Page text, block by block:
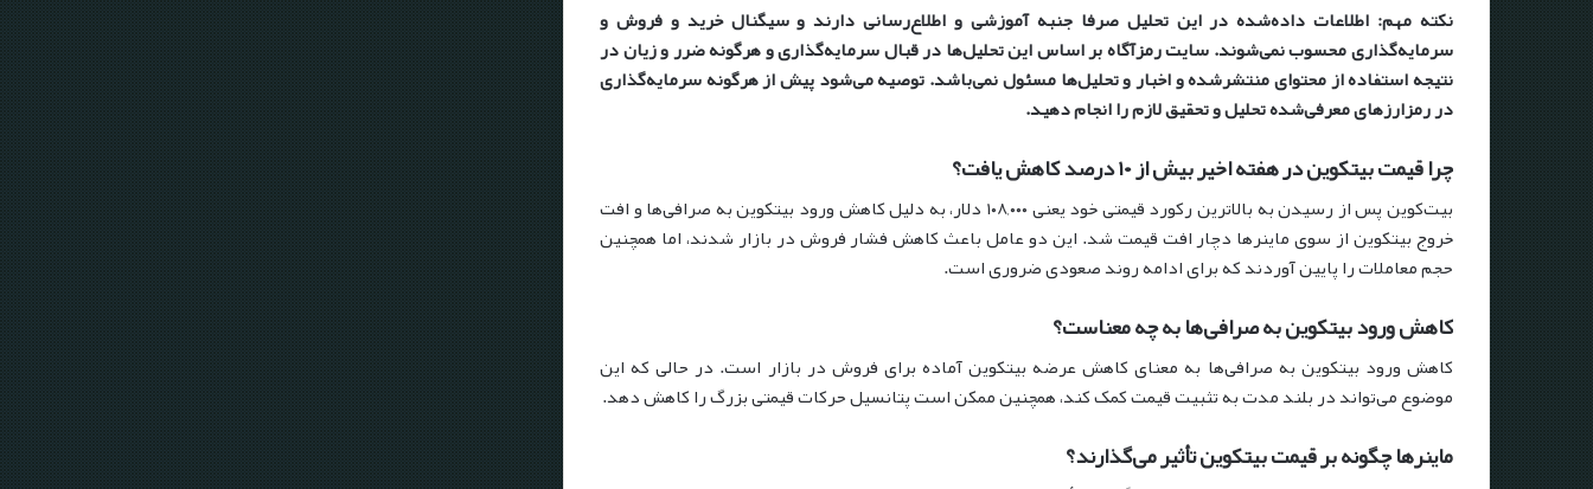
نکته مهم: اطلاعات داده‌شده در این تحلیل صرفا جنبه آموزشی و اطلاع‌رسانی دارند و سیگنال خرید و فروش و
سرمایه‌گذاری محسوب نمی‌شوند. سایت رمزآگاه بر اساس این تحلیل‌ها در قبال سرمایه‌گذاری و هرگونه ضرر و زیان در
نتیجه استفاده از محتوای منتشرشده و اخبار و تحلیل‌ها مسئول نمی‌باشد. توصیه می‌شود پیش از هرگونه سرمایه‌گذاری
در رمزارزهای معرفی‌شده تحلیل و تحقیق لازم را انجام دهید.
چرا قیمت بیتکوین در هفته اخیر بیش از ۱۰ درصد کاهش یافت؟
بیت‌کوین پس از رسیدن به بالاترین رکورد قیمتی خود یعنی ۱۰۸,۰۰۰ دلار، به دلیل کاهش ورود بیتکوین به صرافی‌ها و افت
خروج بیتکوین از سوی ماینرها دچار افت قیمت شد. این دو عامل باعث کاهش فشار فروش در بازار شدند، اما همچنین
حجم معاملات را پایین آوردند که برای ادامه روند صعودی ضروری است.
کاهش ورود بیتکوین به صرافی‌ها به چه معناست؟
کاهش ورود بیتکوین به صرافی‌ها به معنای کاهش عرضه بیتکوین آماده برای فروش در بازار است. در حالی که این
موضوع می‌تواند در بلند مدت به تثبیت قیمت کمک کند، همچنین ممکن است پتانسیل حرکات قیمتی بزرگ را کاهش دهد.
ماینرها چگونه بر قیمت بیتکوین تأثیر می‌گذارند؟